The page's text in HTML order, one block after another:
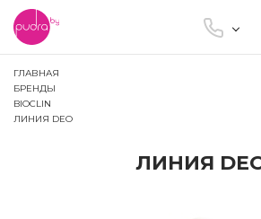
ГЛАВНАЯ
БРЕНДЫ
BIOCLIN
ЛИНИЯ DEO
ЛИНИЯ